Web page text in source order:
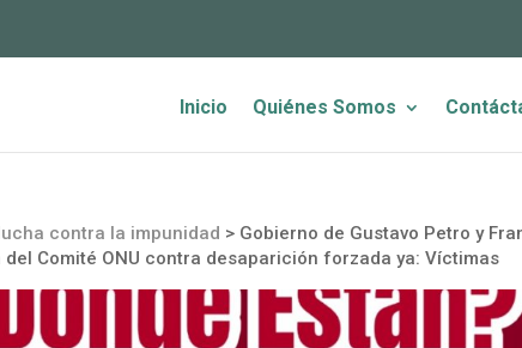
Inicio Quiénes Somos
contra la impunidad > Gobierno de Gustavo Petro y
Comité ONU contra desaparición forzada ya: Víctimas